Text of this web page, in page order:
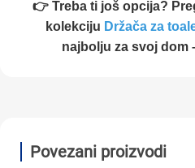
👉 Treba ti još opcija?
kolekciju Držača za
najbolju za svoj dom
Povezani proizvodi